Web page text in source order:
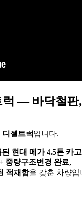
럭 — 바닥철
젤트럭 입니다.
현대 메가 4.5톤 카
중량구조변경 완료,
적재함을 갖춘 차량입